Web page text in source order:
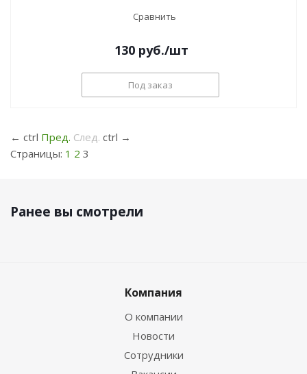
Сравнить
130руб./шт
Под заказ
← ctrl Пред. След. ctrl →
Страницы: 1 2 3
Ранее вы смотрели
Компания
О компании
Новости
Сотрудники